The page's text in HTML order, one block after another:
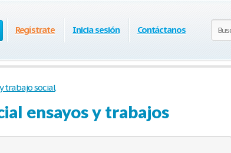
Regístrate Inicia sesión Contáctanos
trabajo social
ensayos y trabajos